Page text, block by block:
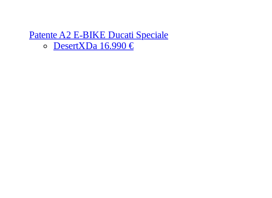
Patente A2 E-BIKE Ducati Speciale
DesertXDa 16.990 €